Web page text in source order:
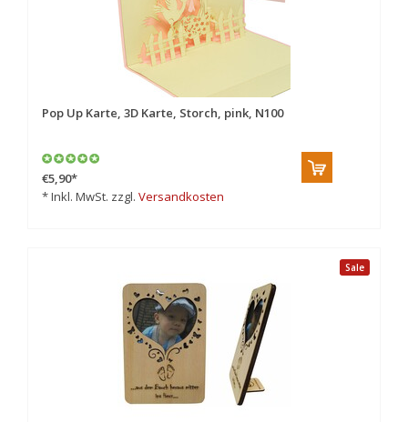
Pop Up Karte, 3D Karte, Storch, pink, N100
€5,90*
* Inkl. MwSt. zzgl. Versandkosten
Sale